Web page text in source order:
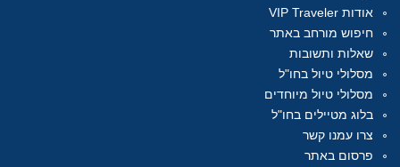
אודות VIP Traveler
חיפוש מורחב באתר
שאלות ותשובות
מסלולי טיול בחו"ל
מסלולי טיול מיוחדים
בלוג מטיילים בחו"ל
צרו עמנו קשר
פרסום באתר